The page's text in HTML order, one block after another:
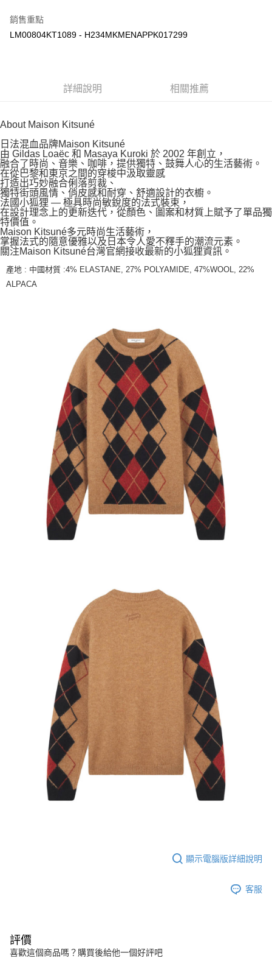
每筆NT$100，滿NT$3,000(含以上)免運費
付款後7-11取貨
宅配
每筆NT$100，滿NT$3,000(含以上)免運費
銷售重點
LM00804KT1089 - H234MKMENAPPK017299
詳細說明 相關推薦
About Maison Kitsuné
日法混血品牌Maison Kitsuné
由 Gildas Loaëc 和 Masaya Kuroki 於 2002 年創立，
融合了時尚、音樂、咖啡，提供獨特、鼓舞人心的生活藝術。
在從巴黎和東京之間的穿梭中汲取靈感
打造出巧妙融合俐落剪裁、
獨特街頭風情、俏皮感和耐穿、舒適設計的衣櫥。
法國小狐狸 — 極具時尚敏銳度的法式裝束，
在設計理念上的更新迭代，從顏色、圖案和材質上賦予了單品獨
特價值。
Maison Kitsuné多元時尚生活藝術，
掌握法式的隨意優雅以及日本令人愛不釋手的潮流元素。
關注Maison Kitsuné台灣官網接收最新的小狐狸資訊。
產地 : 中國材質 :4% ELASTANE, 27% POLYAMIDE, 47%WOOL, 22%
ALPACA
顯示電腦版詳細說明
客服
評價
喜歡這個商品嗎？購買後給他一個好評吧